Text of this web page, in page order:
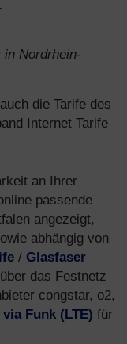
in Nordrhein-
die Tarife des
Internet Tarife
an Ihrer
passende
angezeigt,
abhängig von
/ Glasfaser
das Festnetz
congstar, o2,
Funk (LTE) für